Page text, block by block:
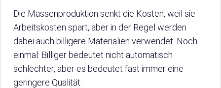
Die Massenproduktion senkt die Kosten, weil sie
Arbeitskosten spart, aber in der Regel werden
dabei auch billigere Materialien verwendet. Noch
einmal: Billiger bedeutet nicht automatisch
schlechter, aber es bedeutet fast immer eine
geringere Qualität.